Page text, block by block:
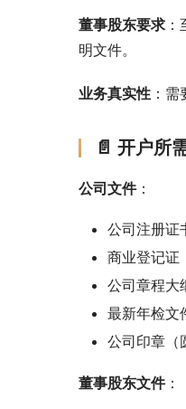
董事股东要求
明文件。
业务真实性 ：
📄 开户所
公司文件：
公司注册证
商业登记证
公司章程大
最新年检文
公司印章（
董事股东文件：